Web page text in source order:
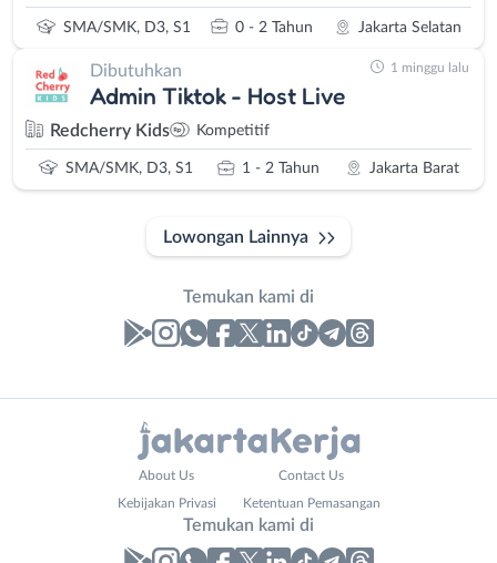
SMA/SMK, D3, S1 0 - 2 Tahun Jakarta Selatan
Dibutuhkan
Admin Tiktok - Host Live
Redcherry Kids Kompetitif
SMA/SMK, D3, S1 1 - 2 Tahun Jakarta Barat
1 minggu lalu
Lowongan Lainnya
Temukan kami di
About Us Contact Us
Kebijakan Privasi Ketentuan Pemasangan
Temukan kami di